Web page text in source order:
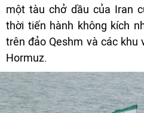
một tàu chở dầu của Iran
thời tiến hành không kích
trên đảo Qeshm và các khu
Hormuz.